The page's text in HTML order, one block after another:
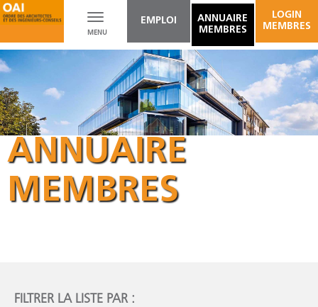
Toggle
navigation
MENU
EMPLOI
ANNUAIRE
MEMBRES
LOGIN
MEMBRES
ANNUAIRE
MEMBRES
FILTRER LA LISTE PAR :